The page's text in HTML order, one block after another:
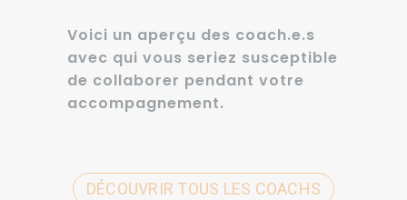
Voici un aperçu des coach.e.s
avec qui vous seriez susceptible
de collaborer pendant votre
accompagnement.
DÉCOUVRIR TOUS LES COACHS